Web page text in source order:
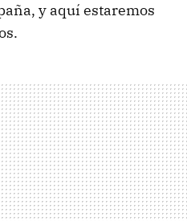
y aquí estaremos